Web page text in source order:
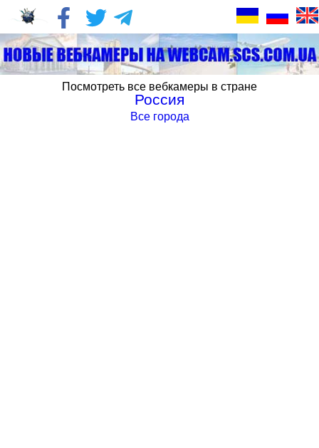
Посмотреть все вебкамеры в стране
Россия
Все города